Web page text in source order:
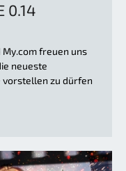
0.14
freuen uns
neueste
zu dürfen